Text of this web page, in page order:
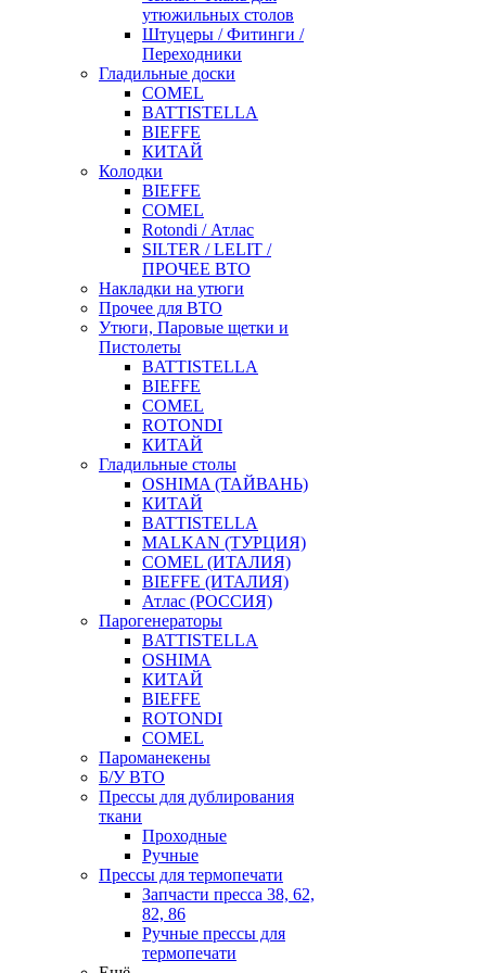
утюжильных столов
Штуцеры / Фитинги /
Переходники
Гладильные доски
COMEL
BATTISTELLA
BIEFFE
КИТАЙ
Колодки
BIEFFE
COMEL
Rotondi / Атлас
SILTER / LELIT /
ПРОЧЕЕ ВТО
Накладки на утюги
Прочее для ВТО
Утюги, Паровые щетки и
Пистолеты
BATTISTELLA
BIEFFE
COMEL
ROTONDI
КИТАЙ
Гладильные столы
OSHIMA (ТАЙВАНЬ)
КИТАЙ
BATTISTELLA
MALKAN (ТУРЦИЯ)
COMEL (ИТАЛИЯ)
BIEFFE (ИТАЛИЯ)
Атлас (РОССИЯ)
Парогенераторы
BATTISTELLA
OSHIMA
КИТАЙ
BIEFFE
ROTONDI
COMEL
Пароманекены
Б/У ВТО
Прессы для дублирования
ткани
Проходные
Ручные
Прессы для термопечати
Запчасти пресса 38, 62,
82, 86
Ручные прессы для
термопечати